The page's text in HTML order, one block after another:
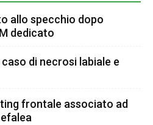
allo specchio dopo
dedicato
di necrosi labiale e
frontale associato ad